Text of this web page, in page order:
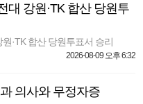
대 강원·TK 합산 당원투
·TK 합산 당원투표서 승리
2026-08-09 오후 6:32
의사와 무정자증